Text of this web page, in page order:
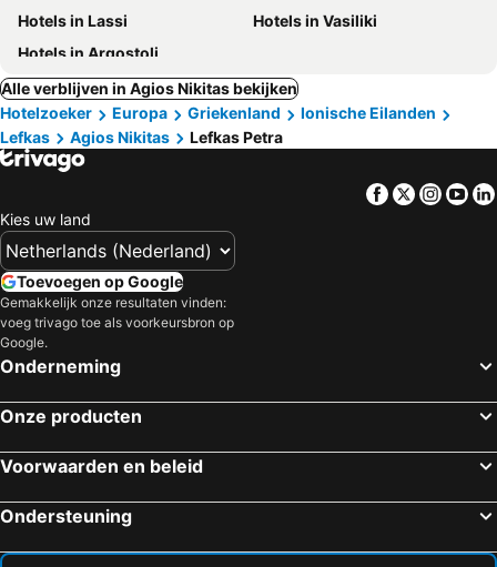
Hotels in Lassi
Hotels in Vasiliki
Hotels in Argostoli
Alle verblijven in Agios Nikitas bekijken
Hotelzoeker
Europa Griekenland
Ionische Eilanden
Lefkas
Agios Nikitas Lefkas Petra
Facebook
Twitter
Kies uw land
Toevoegen op Google
Gemakkelijk onze resultaten vinden:
voeg trivago toe als voorkeursbron op
Google.
Onderneming
Onze producten
Voorwaarden en beleid
Ondersteuning